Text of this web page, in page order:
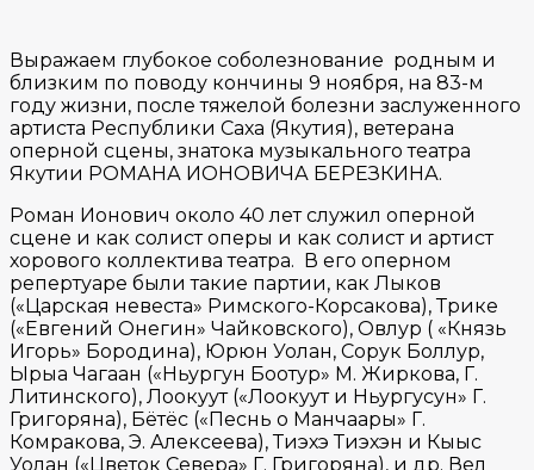
Выражаем глубокое соболезнование родным и
близким по поводу кончины 9 ноября, на 83-м
году жизни, после тяжелой болезни заслуженного
артиста Республики Саха (Якутия), ветерана
оперной сцены, знатока музыкального театра
Якутии РОМАНА ИОНОВИЧА БЕРЕЗКИНА.
Роман Ионович около 40 лет служил оперной
сцене и как солист оперы и как солист и артист
хорового коллектива театра. В его оперном
репертуаре были такие партии, как Лыков
(«Царская невеста» Римского-Корсакова), Трике
(«Евгений Онегин» Чайковского), Овлур ( «Князь
Игорь» Бородина), Юрюн Уолан, Сорук Боллур,
Ырыа Чагаан («Ньургун Боотур» М. Жиркова, Г.
Литинского), Лоокуут («Лоокуут и Ньургусун» Г.
Григоряна), Бётёс («Песнь о Манчаары» Г.
Комракова, Э. Алексеева), Тиэхэ Тиэхэн и Кыыс
Уолан («Цветок Севера» Г. Григоряна), и др. Вел